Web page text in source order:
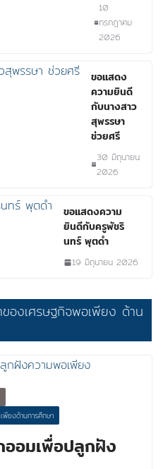
10
กรกฎาคม
2026
ขอเเสดง
ความยินดี
กับนางสาว
สุพรรษา
ช่วยศรี
30 มิถุนายน
2026
ขอแสดงความ
ยินดีกับครูพัชริ
นทร์ พุตดำ
19 มิถุนายน 2026
องเศรษฐกิจพอเพียง ด้าน
ยงด้านการศึกษา
อมเพื่อปลูกฝัง